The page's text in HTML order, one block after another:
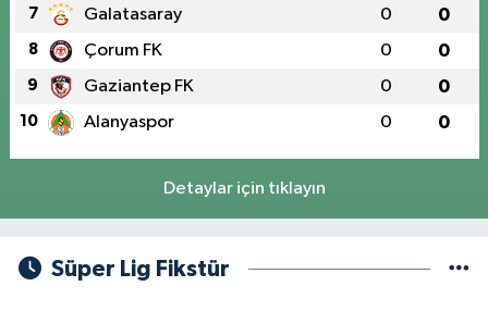
7 Galatasaray 0 0
8 Çorum FK 0 0
9 Gaziantep FK 0 0
10 Alanyaspor 0 0
Detaylar için tıklayın
Süper Lig Fikstür